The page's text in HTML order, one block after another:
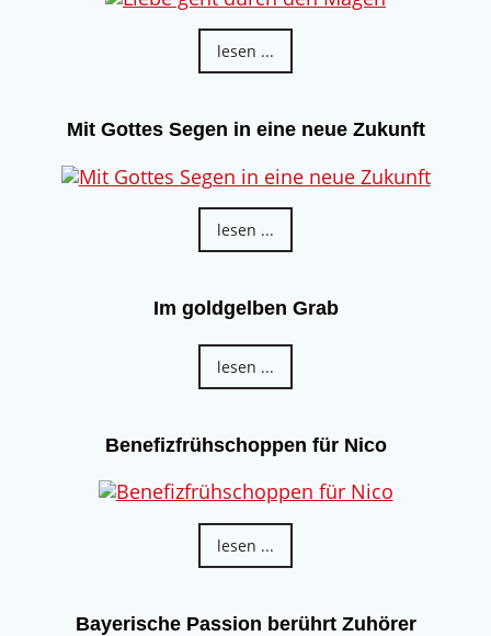
lesen ...
Mit Gottes Segen in eine neue Zukunft
lesen ...
Im goldgelben Grab
lesen ...
Benefizfrühschoppen für Nico
lesen ...
Bayerische Passion berührt Zuhörer